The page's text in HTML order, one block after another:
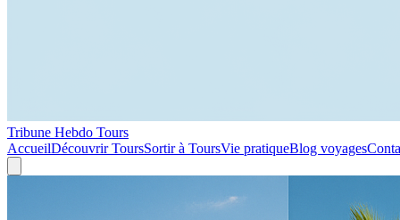
Tribune Hebdo Tours
AccueilDécouvrir ToursSortir à ToursVie pratiqueBlog voyages